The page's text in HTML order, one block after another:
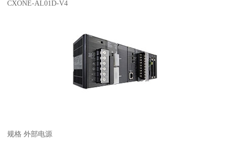
CXONE-AL01D-V4
规格 外部电源